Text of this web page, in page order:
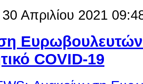
Απριλίου 2021
COVID-19